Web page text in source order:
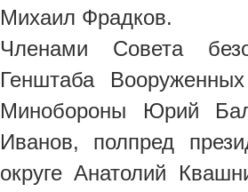
Михаил Фрадков.
Членами Совета
Генштаба
Минобороны Юрий
Иванов, полпред
округе Анатолий